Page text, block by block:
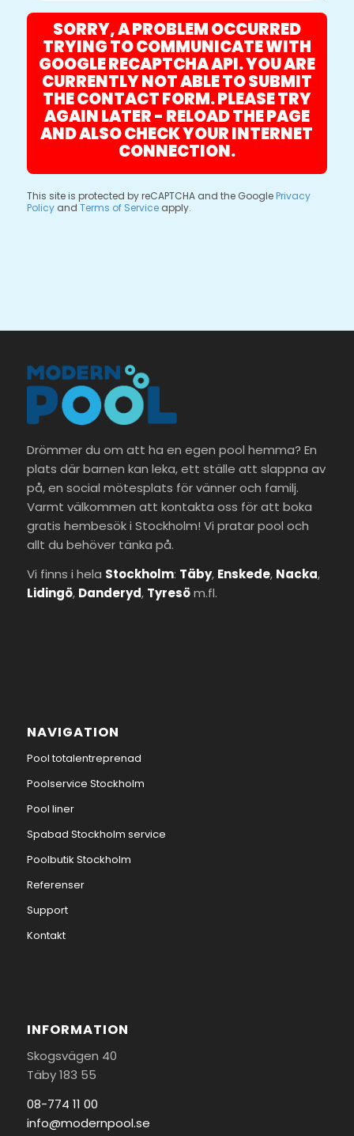
SORRY, A PROBLEM OCCURRED
TRYING TO COMMUNICATE WITH
GOOGLE RECAPTCHA API. YOU ARE
CURRENTLY NOT ABLE TO SUBMIT
THE CONTACT FORM. PLEASE TRY
AGAIN LATER - RELOAD THE PAGE
AND ALSO CHECK YOUR INTERNET
CONNECTION.
This site is protected by reCAPTCHA and the Google Privacy
Policyand Terms of Serviceapply.
Drömmer du om att ha en egen pool hemma? En
plats där barnen kan leka, ett ställe att slappna av
på, en social mötesplats för vänner och familj.
Varmt välkommen att kontakta oss för att boka
gratis hembesök i Stockholm! Vi pratar pool och
allt du behöver tänka på.
Vi finns i hela Stockholm: Täby, Enskede, Nacka,
Lidingö, Danderyd, Tyresöm.fl.
NAVIGATION
Pool totalentreprenad
Poolservice Stockholm
Pool liner
Spabad Stockholm service
Poolbutik Stockholm
Referenser
Support
Kontakt
INFORMATION
Skogsvägen 40
Täby 183 55
08-774 11 00
info@modernpool.se